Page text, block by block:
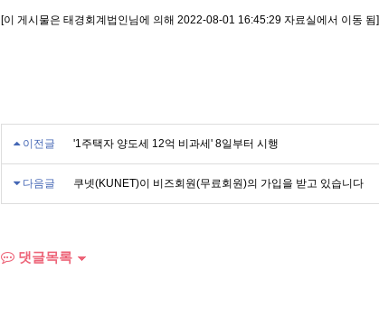
[이 게시물은 태경회계법인님에 의해 2022-08-01 16:45:29 자료실에서 이동 됨]
이전글 '1주택자 양도세 12억 비과세' 8일부터 시행
다음글 쿠넷(KUNET)이 비즈회원(무료회원)의 가입을 받고 있습니다
댓글목록